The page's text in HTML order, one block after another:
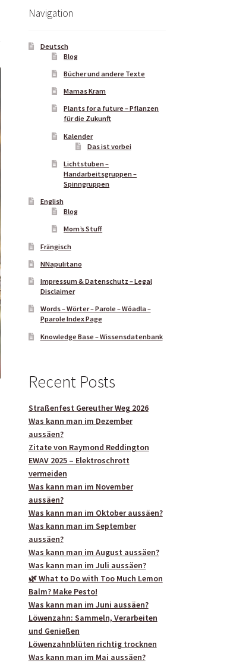
Navigation
Deutsch
Blog
Bücher und andere Texte
Mamas Kram
Plants for a future – Pflanzen
für die Zukunft
Kalender
Das ist vorbei
Lichtstuben –
Handarbeitsgruppen –
Spinngruppen
English
Blog
Mom’s Stuff
Frängisch
NNapulitano
Impressum & Datenschutz – Legal
Disclaimer
Words – Wörter – Parole – Wöadla –
Pparole Index Page
Knowledge Base – Wissensdatenbank
Recent Posts
Straßenfest Gereuther Weg 2026
Was kann man im Dezember
aussäen?
Zitate von Raymond Reddington
EWAV 2025 – Elektroschrott
vermeiden
Was kann man im November
aussäen?
Was kann man im Oktober aussäen?
Was kann man im September
aussäen?
Was kann man im August aussäen?
Was kann man im Juli aussäen?
🌿 What to Do with Too Much Lemon
Balm? Make Pesto!
Was kann man im Juni aussäen?
Löwenzahn: Sammeln, Verarbeiten
und Genießen
Löwenzahnblüten richtig trocknen
Was kann man im Mai aussäen?